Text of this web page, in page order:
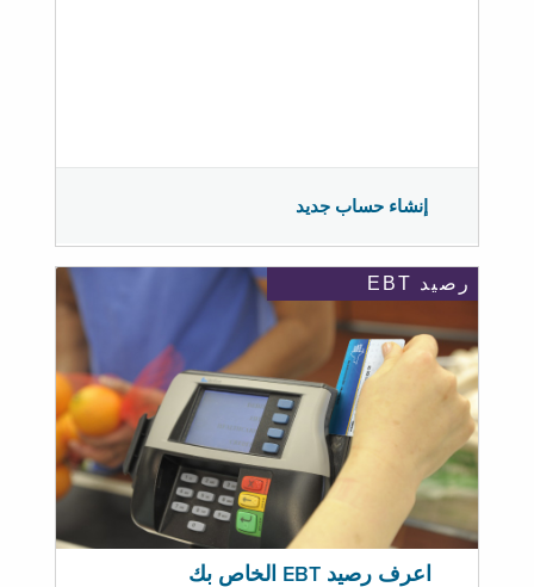
إنشاء حساب جديد
رصيد EBT
اعرف رصيد EBT الخاص بك